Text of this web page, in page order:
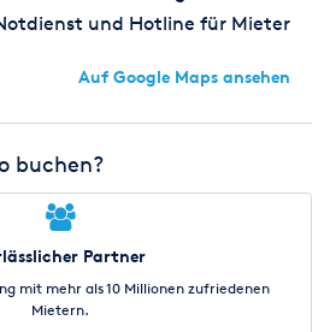
und Hotline für Mieter
Auf Google Maps ansehen
buchen?
Partner
mit mehr als 10 Millionen zufriedenen
Mietern.